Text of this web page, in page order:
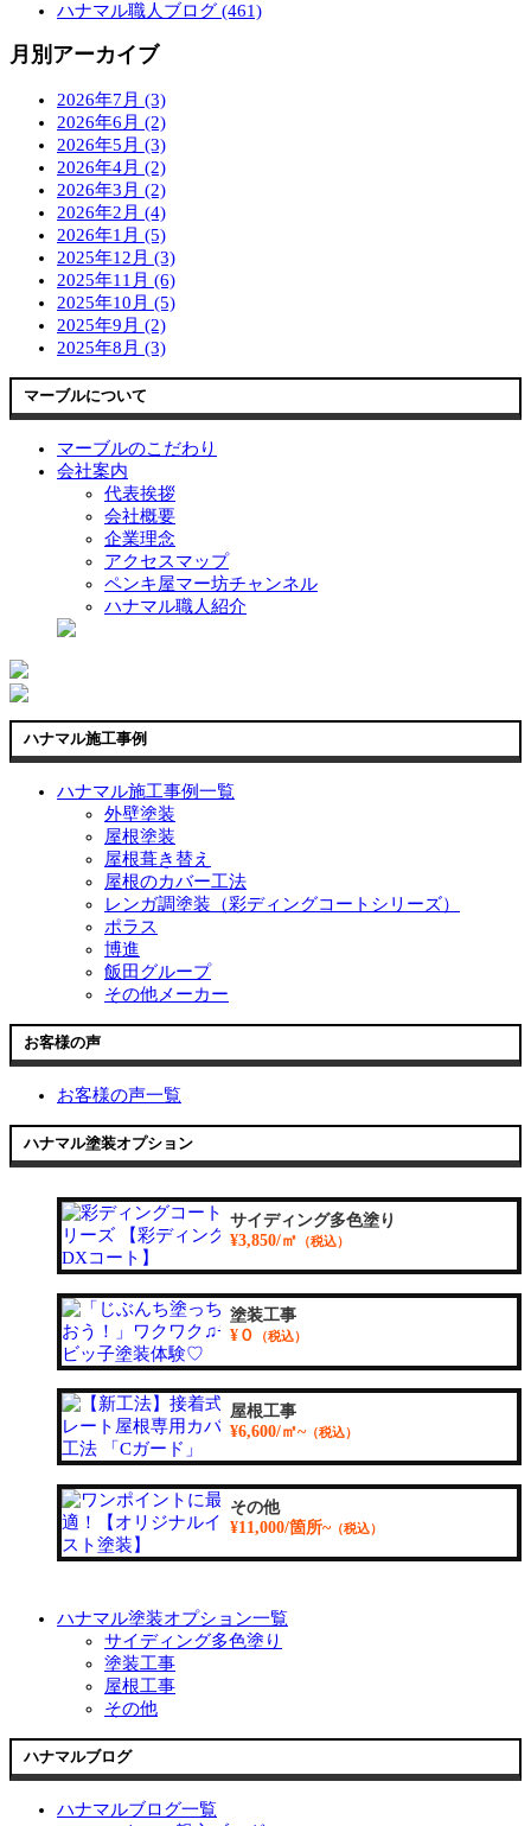
ハナマル職人ブログ (461)
月別アーカイブ
2026年7月 (3)
2026年6月 (2)
2026年5月 (3)
2026年4月 (2)
2026年3月 (2)
2026年2月 (4)
2026年1月 (5)
2025年12月 (3)
2025年11月 (6)
2025年10月 (5)
2025年9月 (2)
2025年8月 (3)
マーブルについて
マーブルのこだわり
会社案内
代表挨拶
会社概要
企業理念
アクセスマップ
ペンキ屋マー坊チャンネル
ハナマル職人紹介
ハナマル施工事例
ハナマル施工事例一覧
外壁塗装
屋根塗装
屋根葺き替え
屋根のカバー工法
レンガ調塗装（彩ディングコートシリーズ）
ポラス
博進
飯田グループ
その他メーカー
お客様の声
お客様の声一覧
ハナマル塗装オプション
サイディング多色塗り
¥3,850/㎡ （税込）
塗装工事
¥０
（税込）
屋根工事
¥6,600/㎡~（税込）
その他
¥11,000/箇所~（税込）
ハナマル塗装オプション一覧
サイディング多色塗り
塗装工事
屋根工事
その他
ハナマルブログ
ハナマルブログ一覧